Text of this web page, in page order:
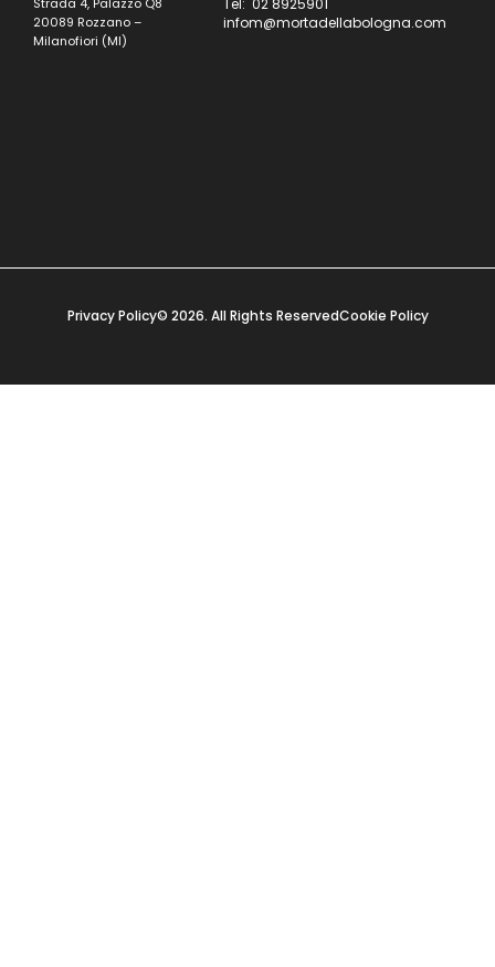
20089 Rozzano –
Milanofiori (MI)
Tel: 02 8925901
infom@mortadellabologna.com
Privacy Policy© 2026. All Rights ReservedCookie Policy